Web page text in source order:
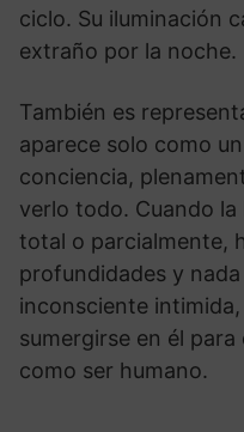
ciclo. Su iluminación
extraño por la noche.
También es
aparece solo como
conciencia,
verlo todo. Cuando la
total o parcialmente,
profundidades y
inconsciente
sumergirse en él
como ser humano.